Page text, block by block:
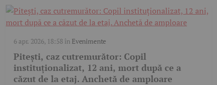
6 apr. 2026, 18:58în Evenimente
Pitești, caz cutremurător: Copil
instituționalizat, 12 ani, mort după ce a
căzut de la etaj. Anchetă de amploare